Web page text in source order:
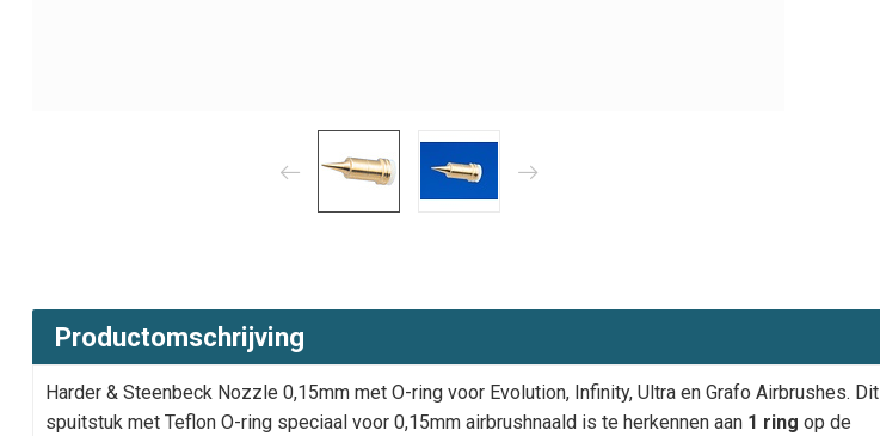
Productomschrijving
Harder & Steenbeck Nozzle 0,15mm met O-ring voor Evolution, Infinity, Ultra en Grafo Airbrushes. Dit
spuitstuk met Teflon O-ring speciaal voor 0,15mm airbrushnaald is te herkennen aan 1 ring op de